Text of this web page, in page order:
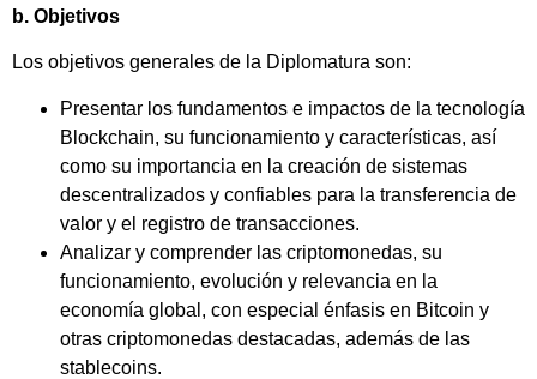
b. Objetivos
Los objetivos generales de la Diplomatura son:
Presentar los fundamentos e impactos de la tecnología
Blockchain, su funcionamiento y características, así
como su importancia en la creación de sistemas
descentralizados y confiables para la transferencia de
valor y el registro de transacciones.
Analizar y comprender las criptomonedas, su
funcionamiento, evolución y relevancia en la
economía global, con especial énfasis en Bitcoin y
otras criptomonedas destacadas, además de las
stablecoins.